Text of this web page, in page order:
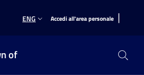
ENG Accedi all'area personale |
of